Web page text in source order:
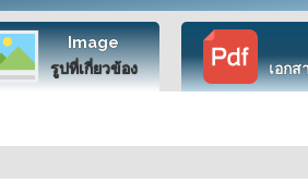
Image
รูปที่เกี่ยวข้อง
เอกส